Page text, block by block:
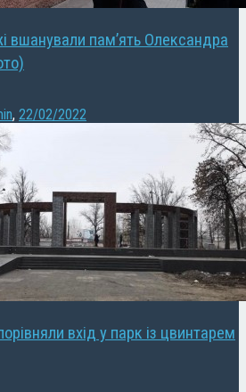
вшанували пам’ять Олександра
, 22/02/2022
вхід у парк із цвинтарем